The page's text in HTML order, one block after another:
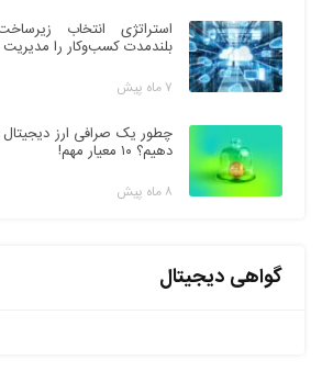
استراتژی انتخاب
بلندمدت کسب‌وکار را مدیریت
۷ ماه پیش
چطور یک صرافی ارز
دهیم؟ ۱۰ معیار مهم!
۸ ماه پیش
گواهی دیجیتال